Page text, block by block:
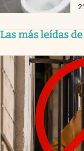
Las más leídas